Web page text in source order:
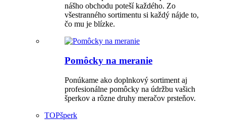
nášho obchodu poteší každého. Zo
všestranného sortimentu si každý nájde to,
čo mu je blízke.
Pomôcky na meranie
Ponúkame ako doplnkový sortiment aj
profesionálne pomôcky na údržbu vašich
šperkov a rôzne druhy meračov prsteňov.
TOPšperk